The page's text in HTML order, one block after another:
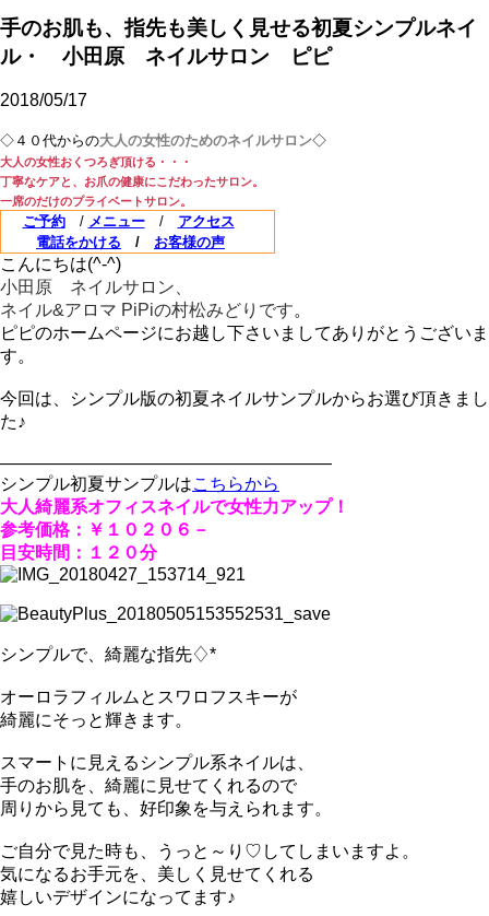
手のお肌も、指先も美しく見せる初夏シンプルネイ
ル・ 小田原 ネイルサロン ピピ
2018/05/17
◇４０代からの大人の女性のためのネイルサロン◇
大人の女性おくつろぎ頂ける・・・
丁寧なケアと、お爪の健康にこだわったサロン。
一席のだけのプライベートサロン。
ご予約/ メニュー/ アクセス
電話をかける / お客様の声
こんにちは(^-^)
小田原 ネイルサロン、
ネイル&アロマ PiPiの村松みどりです。
ピピのホームページにお越し下さいましてありがとうございま
す。
今回は、シンプル版の初夏ネイルサンプルからお選び頂きまし
た♪
———————————————————
シンプル初夏サンプルはこちらから
大人綺麗系オフィスネイルで女性力アップ！
参考価格：￥１０２０６－
目安時間：１２０分
シンプルで、綺麗な指先♢*
オーロラフィルムとスワロフスキーが
綺麗にそっと輝きます。
スマートに見えるシンプル系ネイルは、
手のお肌を、綺麗に見せてくれるので
周りから見ても、好印象を与えられます。
ご自分で見た時も、うっと～り♡してしまいますよ。
気になるお手元を、美しく見せてくれる
嬉しいデザインになってます♪